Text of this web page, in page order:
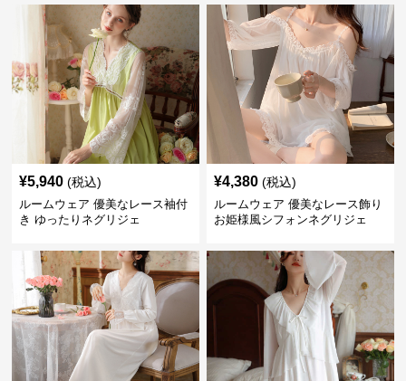
¥5,940 (税込)
ルームウェア 優美なレース袖付
き ゆったりネグリジェ
¥4,380 (税込)
ルームウェア 優美なレース飾り
お姫様風シフォンネグリジェ